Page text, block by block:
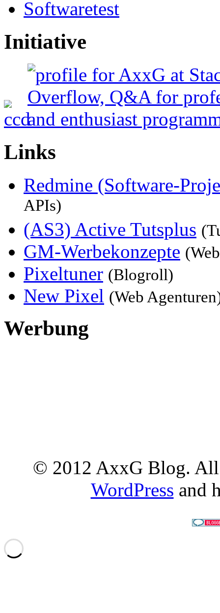
Softwaretest
Initiative
Links
Redmine (Software-
APIs)
(AS3) Active Tutsplus
GM-Werbekonzepte
Pixeltuner (Blogroll)
New Pixel (Web
Werbung
© 2012 AxxG Blog. All
WordPress and